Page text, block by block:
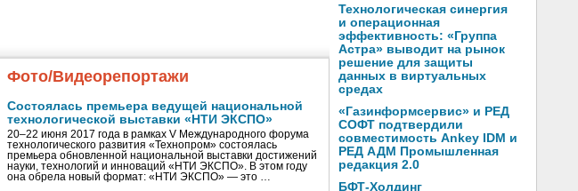
Фото/Видеорепортажи
Состоялась премьера ведущей национальной
технологической выставки «НТИ ЭКСПО»
20–22 июня 2017 года в рамках V Международного форума
технологического развития «Технопром» состоялась
премьера обновленной национальной выставки достижений
науки, технологий и инноваций «НТИ ЭКСПО». В этом году
она обрела новый формат: «НТИ ЭКСПО» — это …
Технологическая синергия
и операционная
эффективность: «Группа
Астра» выводит на рынок
решение для защиты
данных в виртуальных
средах
«Газинформсервис» и РЕД
СОФТ подтвердили
совместимость Ankey IDM и
РЕД АДМ Промышленная
редакция 2.0
БФТ-Холдинг